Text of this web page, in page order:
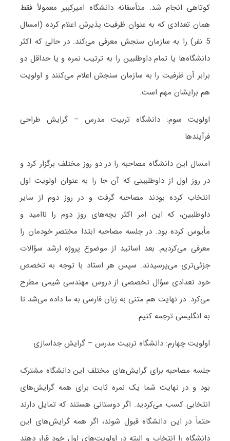
کوتاهی انجام شد. متأسفانه دانشگاه امیرکبیر معمولاً فقط
همان تعدادی که به عنوان ظرفیت پذیرش اعلام کرده (امسال
5 نفر) را به سازمان سنجش معرفی می‌کند. در حالی که اکثر
دانشگاه‌ها یا تمام داوطلبین را به ترتیب نمره و یا حداقل دو
برابر آن ظرفیت را به سازمان سنجش اعلام می‌کنند و اولویت
هم برایشان مهم است.
اولویت سوم: دانشگاه تربیت مدرس – گرایش طراحی
فرآیندها
امسال این دانشگاه مصاحبه را در دو روز مختلف برگزار کرد و
در روز اول از داوطلبینی که آن جا را به عنوان اولویت اول
انتخاب کرده بودند مصاحبه گرفت و در روز دوم از سایر
داوطلبین، که این امر اکثر بچه‌های روز دوم را ناامید و
مأیوس کرده بود. در جلسه مصاحبه ابتدا مختصر خودمان را
معرفی می‌کردیم. بعد اساتید از موضوع پروژه ارشد سؤالات
جزئی‌تری می‌پرسیدند. سپس هر استاد با توجه به تخصص
خود تعدادی سؤال تخصصی از دروس مهندسی شیمی مطرح
می‌کرد. در نهایت هم متنی به زبان فارسی به ما داده می‌شد تا
به انگلیسی ترجمه کنیم.
اولویت چهارم: دانشگاه تربیت مدرس – گرایش جداسازی
جلسه مصاحبه برای گرایش‌های مختلف این دانشگاه مشترک
بود و در نهایت شما یک نمره ثابت برای همه گرایش‌های
انتخابی کسب می‌کردید. اگر دوستانی هستند که تمایل دارند
حتماً در این دانشگاه قبول شوند، اگر همه گرایش‌های این